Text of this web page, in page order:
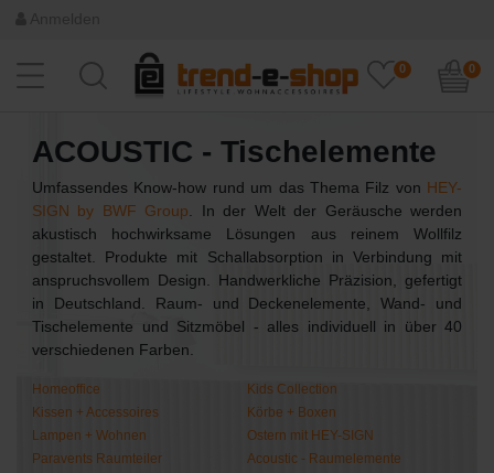
0 0
ACOUSTIC - Tischelemente
Umfassendes Know-how rund um das Thema Filz von HEY-
SIGN by BWF Group . In der Welt der Geräusche werden
akustisch hochwirksame Lösungen aus reinem Wollfilz
gestaltet. Produkte mit Schallabsorption in Verbindung mit
anspruchsvollem Design. Handwerkliche Präzision, gefertigt
in Deutschland. Raum- und Deckenelemente, Wand- und
Tischelemente und Sitzmöbel - alles individuell in über 40
verschiedenen Farben.
Homeoffice
Kids Collection
Kissen + Accessoires
Körbe + Boxen
Lampen + Wohnen
Ostern mit HEY-SIGN
Paravents Raumteiler
Acoustic - Raumelemente